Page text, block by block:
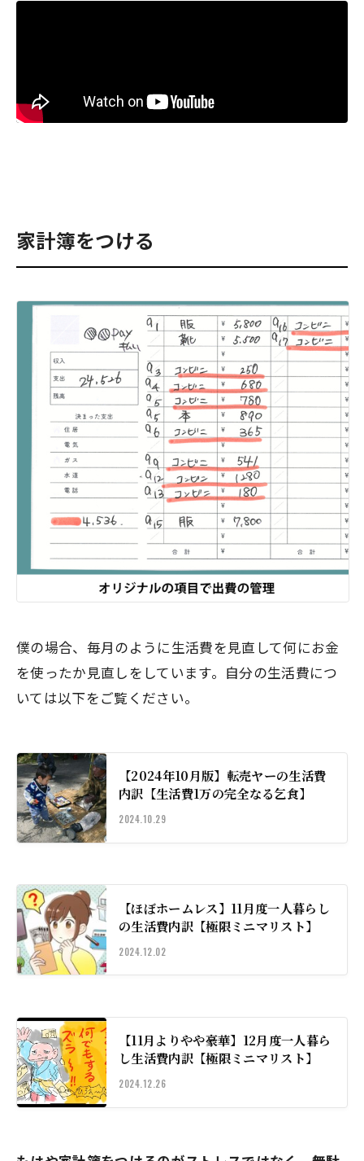
家計簿をつける
僕の場合、毎月のように生活費を見直して何にお金
を使ったか見直しをしています。自分の生活費につ
いては以下をご覧ください。
【2024年10月版】転売ヤーの生活費
内訳【生活費1万の完全なる乞食】
2024.10.29
【ほぼホームレス】11月度一人暮らし
の生活費内訳【極限ミニマリスト】
2024.12.02
【11月よりやや豪華】12月度一人暮ら
し生活費内訳【極限ミニマリスト】
2024.12.26